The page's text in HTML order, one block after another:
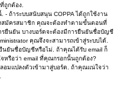
ถูกต้อง.
ถ้าระบบสนับสนุน COPPA ได้ถูกใช้งาน
มัครสมาชิก คุณจะต้องทำตามขั้นตอนที่
ยืนยัน บางบอร์ดจะต้องมีการยืนยันชื่อบัญชี
คุณจึงจะสามารถเข้าสู่ระบบได้.
นยันชื่อบัญชีหรือไม่. ถ้าคุณได้รับ email ก็
รือว่า email ที่คุณกรอกนั้นถูกต้อง?
อมแปลงตัวเข้ามาสู่บอร์ด. ถ้าคุณแน่ใจว่า